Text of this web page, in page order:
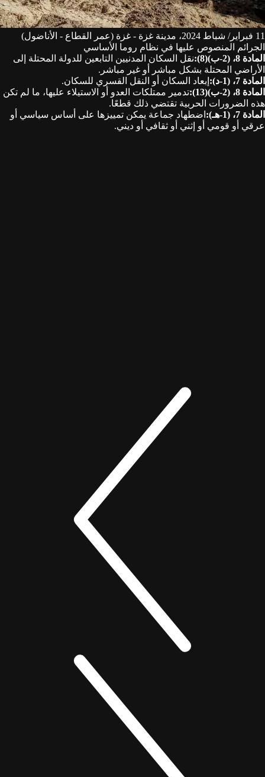
11 فبراير/ شباط 2024، مدينة غزة - غزة (عمر القطاع - الأناضول)
الجرائم المنصوص عليها في نظام روما الأساسي
المادة 8، (2-ب)(8)
:نقل السكان المدنيين التابعين للدولة المحتلة إلى
الأراضي المحتلة بشكل مباشر أو غير مباشر.
المادة 7، (1-د)
: إبعاد السكان أو النقل القسري للسكان.
المادة 8، (2-ب)(13)
:تدمير ممتلكات العدو أو الاستيلاء عليها، ما لم تكن
هذه الضرورات الحربية تقتضي ذلك قطعًا.
المادة 7، (1-هـ)
: اضطهاد جماعة يمكن تمييزها على أساس سياسي أو
عرقي أو قومي أو إثني أو ثقافي أو ديني.